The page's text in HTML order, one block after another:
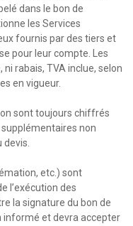
dans le bon de
les Services
fournis par des tiers et
pour leur compte. Les
rabais, TVA inclue, selon
en vigueur.
sont toujours chiffrés
non
etc.) sont
l’exécution des
la signature du bon de
informé et devra accepter